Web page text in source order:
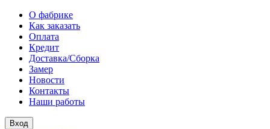
О фабрике
Как заказать
Оплата
Кредит
Доставка/Сборка
Замер
Новости
Контакты
Наши работы
Вход